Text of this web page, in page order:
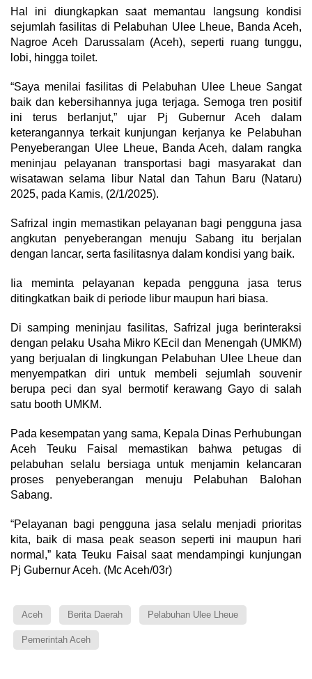
Hal ini diungkapkan saat memantau langsung kondisi
sejumlah fasilitas di Pelabuhan Ulee Lheue, Banda Aceh,
Nagroe Aceh Darussalam (Aceh), seperti ruang tunggu,
lobi, hingga toilet.
“Saya menilai fasilitas di Pelabuhan Ulee Lheue Sangat
baik dan kebersihannya juga terjaga. Semoga tren positif
ini terus berlanjut,” ujar Pj Gubernur Aceh dalam
keterangannya terkait kunjungan kerjanya ke Pelabuhan
Penyeberangan Ulee Lheue, Banda Aceh, dalam rangka
meninjau pelayanan transportasi bagi masyarakat dan
wisatawan selama libur Natal dan Tahun Baru (Nataru)
2025, pada Kamis, (2/1/2025).
Safrizal ingin memastikan pelayanan bagi pengguna jasa
angkutan penyeberangan menuju Sabang itu berjalan
dengan lancar, serta fasilitasnya dalam kondisi yang baik.
Iia meminta pelayanan kepada pengguna jasa terus
ditingkatkan baik di periode libur maupun hari biasa.
Di samping meninjau fasilitas, Safrizal juga berinteraksi
dengan pelaku Usaha Mikro KEcil dan Menengah (UMKM)
yang berjualan di lingkungan Pelabuhan Ulee Lheue dan
menyempatkan diri untuk membeli sejumlah souvenir
berupa peci dan syal bermotif kerawang Gayo di salah
satu booth UMKM.
Pada kesempatan yang sama, Kepala Dinas Perhubungan
Aceh Teuku Faisal memastikan bahwa petugas di
pelabuhan selalu bersiaga untuk menjamin kelancaran
proses penyeberangan menuju Pelabuhan Balohan
Sabang.
“Pelayanan bagi pengguna jasa selalu menjadi prioritas
kita, baik di masa peak season seperti ini maupun hari
normal,” kata Teuku Faisal saat mendampingi kunjungan
Pj Gubernur Aceh. (Mc Aceh/03r)
Aceh Berita Daerah Pelabuhan Ulee Lheue
Pemerintah Aceh